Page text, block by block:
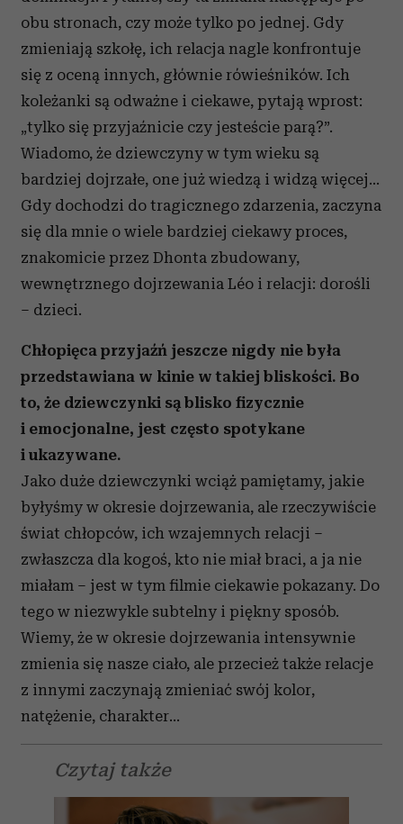
obu stronach, czy może tylko po jednej. Gdy
zmieniają szkołę, ich relacja nagle konfrontuje
się z oceną innych, głównie rówieśników. Ich
koleżanki są odważne i ciekawe, pytają wprost:
„tylko się przyjaźnicie czy jesteście parą?”.
Wiadomo, że dziewczyny w tym wieku są
bardziej dojrzałe, one już wiedzą i widzą więcej…
Gdy dochodzi do tragicznego zdarzenia, zaczyna
się dla mnie o wiele bardziej ciekawy proces,
znakomicie przez Dhonta zbudowany,
wewnętrznego dojrzewania Léo i relacji: dorośli
– dzieci.
Chłopięca przyjaźń jeszcze nigdy nie była
przedstawiana w kinie w takiej bliskości. Bo
to, że dziewczynki są blisko fizycznie
i emocjonalne, jest często spotykane
i ukazywane.
Jako duże dziewczynki wciąż pamiętamy, jakie
byłyśmy w okresie dojrzewania, ale rzeczywiście
świat chłopców, ich wzajemnych relacji –
zwłaszcza dla kogoś, kto nie miał braci, a ja nie
miałam – jest w tym filmie ciekawie pokazany. Do
tego w niezwykle subtelny i piękny sposób.
Wiemy, że w okresie dojrzewania intensywnie
zmienia się nasze ciało, ale przecież także relacje
z innymi zaczynają zmieniać swój kolor,
natężenie, charakter…
Czytaj także